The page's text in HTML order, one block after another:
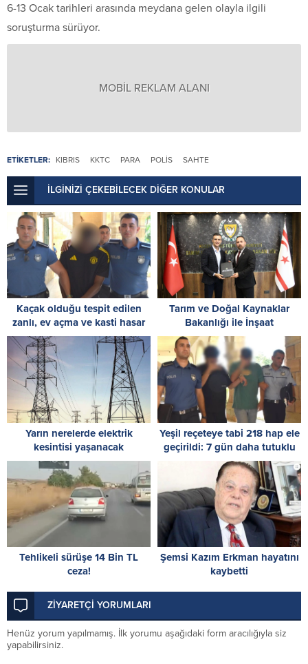
6-13 Ocak tarihleri arasında meydana gelen olayla ilgili
soruşturma sürüyor.
MOBİL REKLAM ALANI
ETİKETLER: KIBRIS KKTC PARA POLİS SAHTE
İLGİNİZİ ÇEKEBİLECEK DİĞER KONULAR
Kaçak olduğu tespit edilen
zanlı, ev açma ve kasti hasar
vermekle de itham ediliyor: 8
gün tutukluluk
Tarım ve Doğal Kaynaklar
Bakanlığı ile İnşaat
Mühendisleri Odası arasında iş
birliği protokolü imzalandı
Yarın nerelerde elektrik
kesintisi yaşanacak
Yeşil reçeteye tabi 218 hap ele
geçirildi: 7 gün daha tutuklu
kalacaklar
Tehlikeli sürüşe 14 Bin TL
ceza!
Şemsi Kazım Erkman hayatını
kaybetti
ZİYARETÇİ YORUMLARI
Henüz yorum yapılmamış. İlk yorumu aşağıdaki form aracılığıyla siz
yapabilirsiniz.